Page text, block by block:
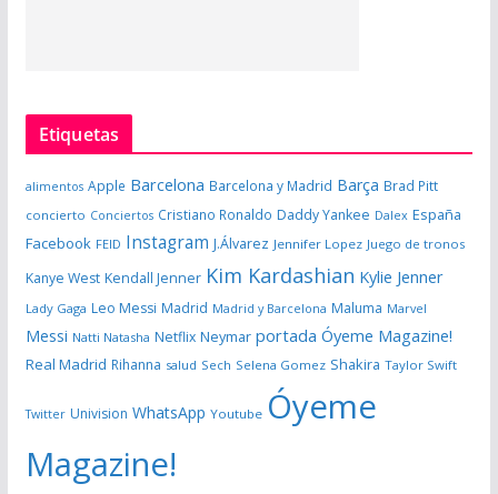
Etiquetas
alimentos Apple Barcelona Barcelona y Madrid Barça Brad Pitt
concierto Conciertos Cristiano Ronaldo Daddy Yankee Dalex España
Facebook FEID Instagram J.Álvarez Jennifer Lopez Juego de tronos
Kanye West Kendall Jenner Kim Kardashian Kylie Jenner
Lady Gaga Leo Messi Madrid Madrid y Barcelona Maluma Marvel
Messi Natti Natasha Netflix Neymar portada Óyeme Magazine!
Real Madrid Rihanna salud Sech Selena Gomez Shakira Taylor Swift
Twitter Univision WhatsApp Youtube Óyeme
Magazine!